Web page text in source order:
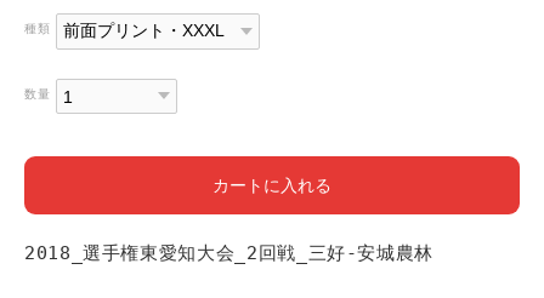
種類
数量
カートに入れる
2018_選手権東愛知大会_2回戦_三好-安城農林